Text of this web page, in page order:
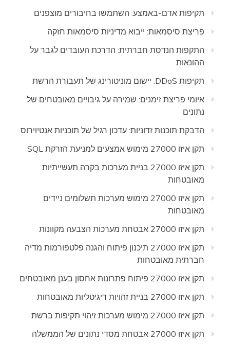
תקיפות אדם-באמצע: השתמשו בחיבורים מוצפנים
פריצת סיסמאות: ייבוא מדיניות סיסמאות חזקה
התקפות הנדסת חברתית: הדרכת העובדים לגבר על
ההונאות
תקיפות DDoS: יישום מוניטורינג של תעבורת הרשת
איומי פריצת זימנים: שמירה על גיבויים מאובטחים של
נתונים
הדבקת תוכנות זדוניות: עדכון רגיל של תוכניות אנטיוירוס
תקן איזו 27000 מימוש אמצעים למניעת הזרקת SQL
תקן איזו 27000 בניית מערכות בקרה תעשייתיות
מאובטחות
תקן איזו 27000 מימוש מערכות תשלומים ניידים
מאובטחות
תקן איזו 27000 אבטחת מערכות הצבעה מקוונות
תקן איזו 27000 תיכנון פיתוח והגנה פלטפורמות מדיה
חברתית מאובטחות
תקן איזו 27000 פיתוח פתרונות אחסון בענן מאובטחים
תקן איזו 27000 בניית זהויות דיגיטליות מאובטחות
תקן איזו 27000 מימוש מערכות זיהוי תקיפות ברשת
תקן איזו 27000 אבטחת מסדי נתונים של הממשלה